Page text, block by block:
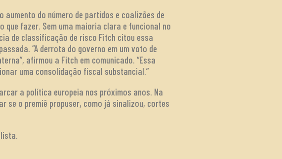
do número de partidos e coalizões de
fazer. Sem uma maioria clara e funcional no
de classificação de risco Fitch citou essa
“A derrota do governo em um voto de
afirmou a Fitch em comunicado. “Essa
uma consolidação fiscal substancial.”
a política europeia nos próximos anos. Na
se o premiê propuser, como já sinalizou, cortes